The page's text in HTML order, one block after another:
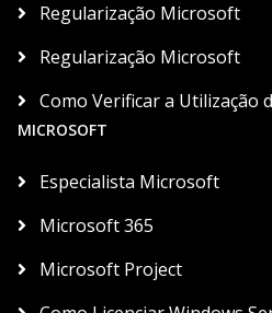
Regularização Microsoft
Regularização Microsoft
Como Verificar a Utilização
MICROSOFT
Especialista Microsoft
Microsoft 365
Microsoft Project